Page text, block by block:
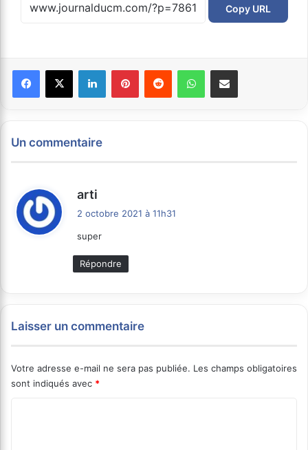
Copy URL
Un commentaire
arti
:
2 octobre 2021 à 11h31
super
Répondre
Laisser un commentaire
Votre adresse e-mail ne sera pas publiée. Les champs obligatoires
sont indiqués avec *